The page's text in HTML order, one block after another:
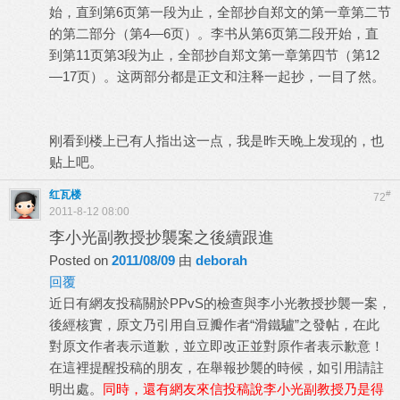
始，直到第6页第一段为止，全部抄自郑文的第一章第二节
的第二部分（第4—6页）。李书从第6页第二段开始，直
到第11页第3段为止，全部抄自郑文第一章第四节（第12
—17页）。这两部分都是正文和注释一起抄，一目了然。
刚看到楼上已有人指出这一点，我是昨天晚上发现的，也
贴上吧。
72#
红瓦楼
2011-8-12 08:00
李小光副教授抄襲案之後續跟進
Posted on 2011/08/09 由 deborah
回覆
近日有網友投稿關於PPvS的檢查與李小光教授抄襲一案，
後經核實，原文乃引用自豆瓣作者“滑鐵驢”之發帖，在此
對原文作者表示道歉，並立即改正並對原作者表示歉意！
在這裡提醒投稿的朋友，在舉報抄襲的時候，如引用請註
明出處。 同時，還有網友來信投稿說李小光副教授乃是得